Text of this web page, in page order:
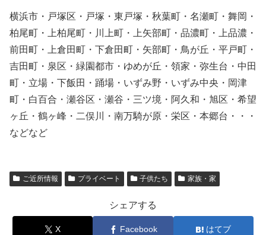
横浜市・戸塚区・戸塚・東戸塚・秋葉町・名瀬町・舞岡・
柏尾町・上柏尾町・川上町・上矢部町・品濃町・上品濃・
前田町・上倉田町・下倉田町・矢部町・鳥が丘・平戸町・
吉田町・泉区・緑園都市・ゆめが丘・領家・弥生台・中田
町・立場・下飯田・踊場・いずみ野・いずみ中央・岡津
町・白百合・瀬谷区・瀬谷・三ツ境・阿久和・旭区・希望
ヶ丘・鶴ヶ峰・二俣川・南万騎が原・栄区・本郷台・・・
などなど
ご近所情報 プライベート 子供たち 家族・家
シェアする
X Facebook はてブ